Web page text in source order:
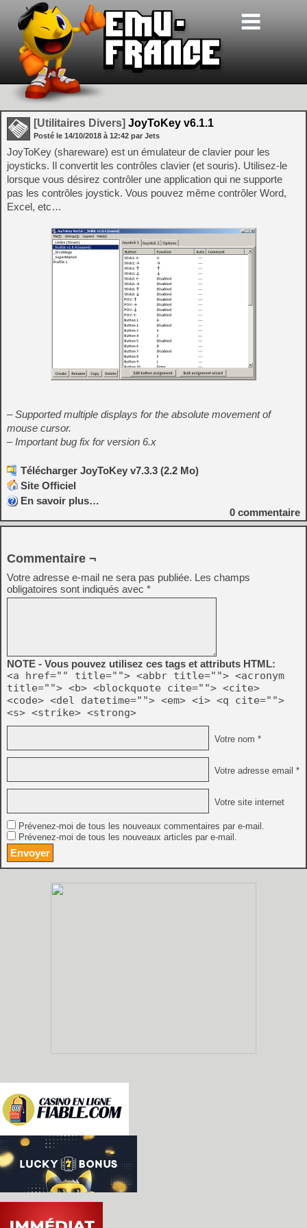
[Utilitaires Divers] JoyToKey v6.1.1
Posté le 14/10/2018 à 12:42 par Jets
JoyToKey (shareware) est un émulateur de clavier pour les
joysticks. Il convertit les contrôles clavier (et souris). Utilisez-le
lorsque vous désirez contrôler une application qui ne supporte
pas les contrôles joystick. Vous pouvez même contrôler Word,
Excel, etc…
– Supported multiple displays for the absolute movement of
mouse cursor.
– Important bug fix for version 6.x
Télécharger JoyToKey v7.3.3 (2.2 Mo)
Site Officiel
En savoir plus…
0 commentaire
Commentaire ¬
Votre adresse e-mail ne sera pas publiée. Les champs
obligatoires sont indiqués avec *
NOTE - Vous pouvez utilisez ces tags et attributs HTML:
<a href="" title=""> <abbr title=""> <acronym
title=""> <b> <blockquote cite=""> <cite>
<code> <del datetime=""> <em> <i> <q cite="">
<s> <strike> <strong>
Votre nom *
Votre adresse email *
Votre site internet
Prévenez-moi de tous les nouveaux commentaires par e-mail.
Prévenez-moi de tous les nouveaux articles par e-mail.